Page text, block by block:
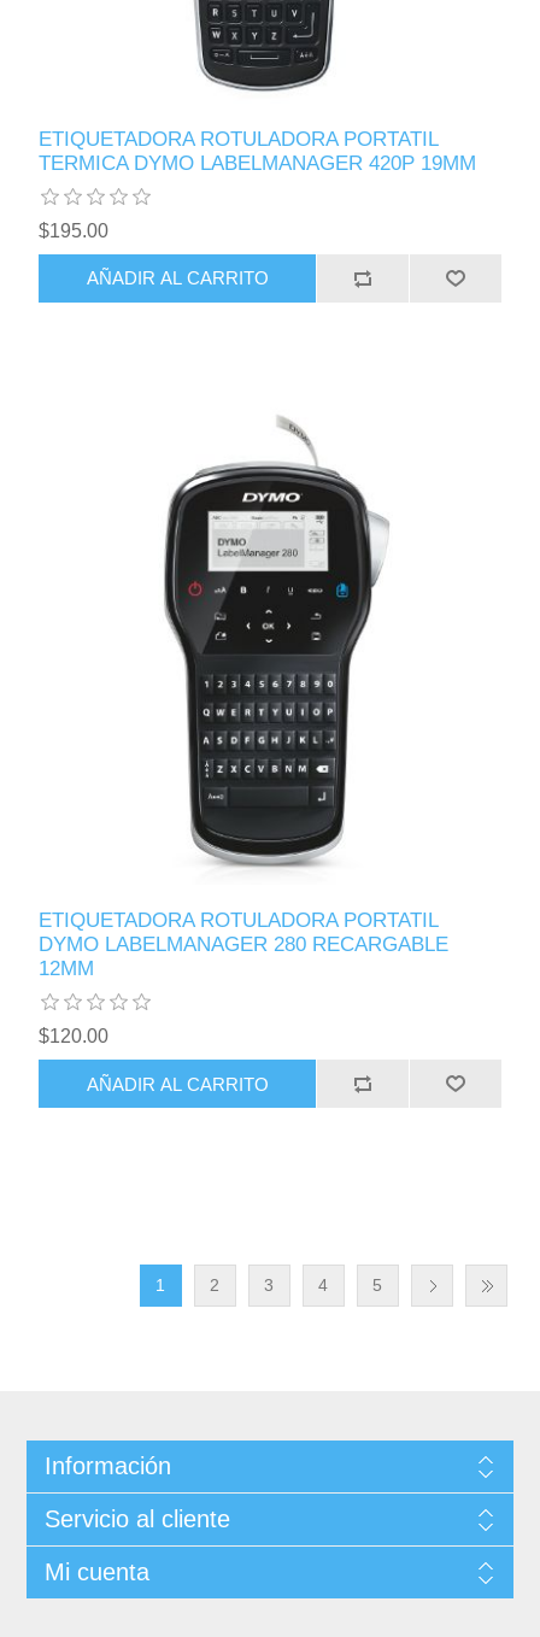
ETIQUETADORA ROTULADORA PORTATIL
TERMICA DYMO LABELMANAGER 420P 19MM
$195.00
AÑADIR AL CARRITO
ETIQUETADORA ROTULADORA PORTATIL
DYMO LABELMANAGER 280 RECARGABLE
12MM
$120.00
AÑADIR AL CARRITO
1 2 3 4 5
Información
Servicio al cliente
Mi cuenta